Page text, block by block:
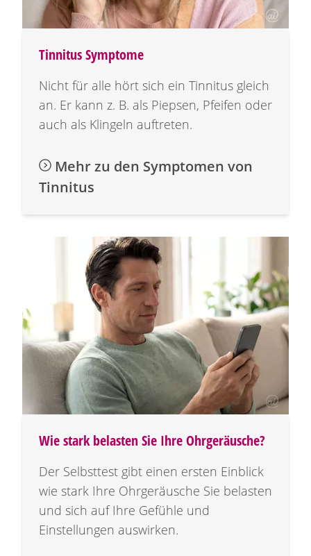
Tinnitus Symptome
Nicht für alle hört sich ein Tinnitus gleich
an. Er kann z. B. als Piepsen, Pfeifen oder
auch als Klingeln auftreten.
Mehr zu den Symptomen von
Tinnitus
Wie stark belasten Sie Ihre Ohrgeräusche?
Der Selbsttest gibt einen ersten Einblick
wie stark Ihre Ohrgeräusche Sie belasten
und sich auf Ihre Gefühle und
Einstellungen auswirken.